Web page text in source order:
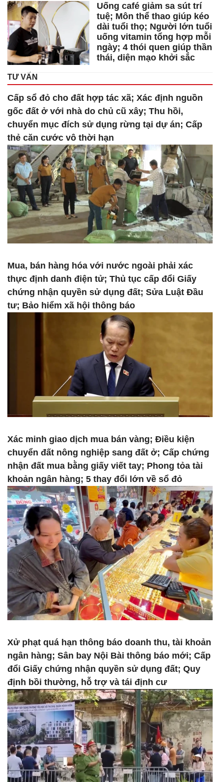
Uống café giảm sa sút trí
tuệ; Môn thể thao giúp kéo
dài tuổi thọ; Người lớn tuổi
uống vitamin tổng hợp mỗi
ngày; 4 thói quen giúp thần
thái, diện mạo khởi sắc
TƯ VẤN
Cấp sổ đỏ cho đất hợp tác xã; Xác định nguồn
gốc đất ở với nhà do chủ cũ xây; Thu hồi,
chuyển mục đích sử dụng rừng tại dự án; Cấp
thẻ căn cước vô thời hạn
Mua, bán hàng hóa với nước ngoài phải xác
thực định danh điện tử; Thủ tục cấp đổi Giấy
chứng nhận quyền sử dụng đất; Sửa Luật Đầu
tư; Bảo hiểm xã hội thông báo
Xác minh giao dịch mua bán vàng; Điều kiện
chuyển đất nông nghiệp sang đất ở; Cấp chứng
nhận đất mua bằng giấy viết tay; Phong tỏa tài
khoản ngân hàng; 5 thay đổi lớn về sổ đỏ
Xử phạt quá hạn thông báo doanh thu, tài khoản
ngân hàng; Sân bay Nội Bài thông báo mới; Cấp
đổi Giấy chứng nhận quyền sử dụng đất; Quy
định bồi thường, hỗ trợ và tái định cư